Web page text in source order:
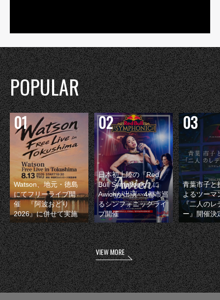
POPULAR
Watson、地元・徳島
にてフリーライブ開
催 『阿波おどり
2026』に併せて実施
日本初上陸の『Red
Bull Symphonic』に
Awichが出演 4都市巡
るシンフォニックライ
ブ開催
青葉市子と
よるツーマ
『二人のレ
ー』開催決
VIEW MORE